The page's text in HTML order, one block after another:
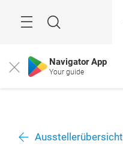
Suche
Close Navigator App
Your guide
Ausstellerübersicht